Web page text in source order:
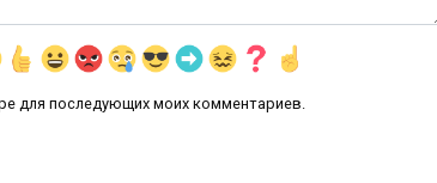
для последующих моих комментариев.